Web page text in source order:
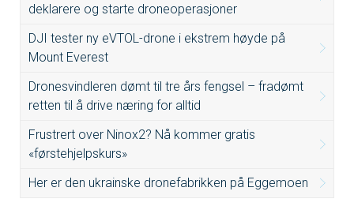
deklarere og starte droneoperasjoner
DJI tester ny eVTOL-drone i ekstrem høyde på
Mount Everest
Dronesvindleren dømt til tre års fengsel – fradømt
retten til å drive næring for alltid
Frustrert over Ninox2? Nå kommer gratis
«førstehjelpskurs»
Her er den ukrainske dronefabrikken på Eggemoen